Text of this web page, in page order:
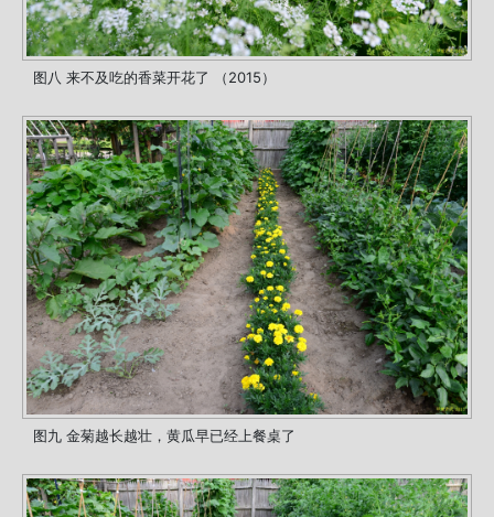
图八 来不及吃的香菜开花了 （2015）
图九 金菊越长越壮，黄瓜早已经上餐桌了